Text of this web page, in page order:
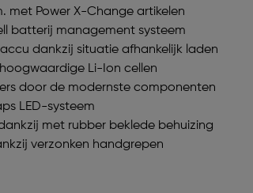
met Power X-Change artikelen
batterij management systeem
dankzij situatie afhankelijk laden
Li-Ion cellen
door de modernste componenten
LED-systeem
met rubber beklede behuizing
verzonken handgrepen